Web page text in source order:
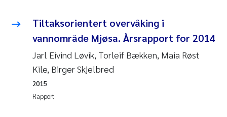
Veronica Sæther Eftevåg
Valentina Elena Tartiu
Tânia Cristina Gomes
Tiltaksorientert overvåking i
vannområde Mjøsa. Årsrapport for 2014
Jarl Eivind Løvik, Torleif Bækken, Maia Røst
Kile, Birger Skjelbred
Rapport
2015